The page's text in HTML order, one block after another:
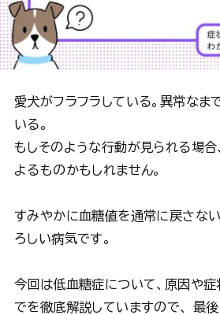
愛犬がフラフラしている。異常なま
いる。
もしそのような行動が見られる場
よるものかもしれません。
すみやかに血糖値を通常に戻さな
ろしい病気です。
今回は低血糖症について、原因や症
でを徹底解説していますので、 最